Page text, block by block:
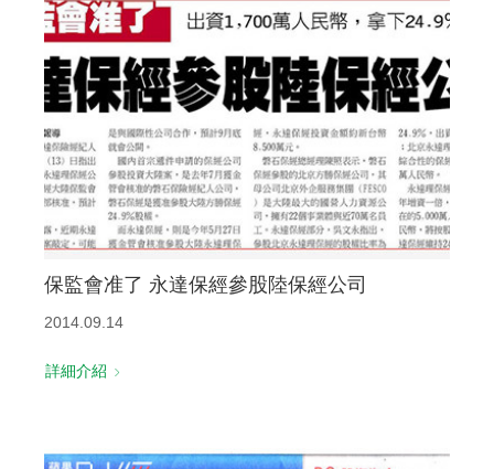
保監會准了 永達保經參股陸保經公司
2014.09.14
詳細介紹